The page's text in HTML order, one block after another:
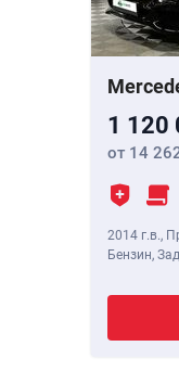
1 120
от 14
2014 г.в.,
Бензин,